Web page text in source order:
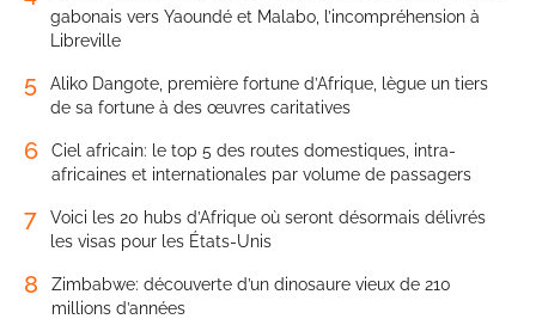
gabonais vers Yaoundé et Malabo, l’incompréhension à
Libreville
5
Aliko Dangote, première fortune d’Afrique, lègue un tiers
de sa fortune à des œuvres caritatives
6
Ciel africain: le top 5 des routes domestiques, intra-
africaines et internationales par volume de passagers
7
Voici les 20 hubs d’Afrique où seront désormais délivrés
les visas pour les États-Unis
8
Zimbabwe: découverte d’un dinosaure vieux de 210
millions d’années